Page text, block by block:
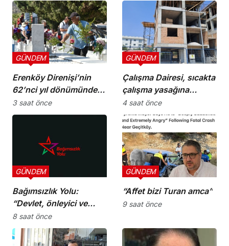
Erenköy Direnişi’nin
62’nci yıl dönümünde
şehitler törenle anıldı
GÜNDEM
3 saat önce
Çalışma Dairesi, sıcakta
çalışma yasağına
uymayan 19 iş yerine
uyarı verdi
GÜNDEM
4 saat önce
Bağımsızlık Yolu:
“Devlet, önleyici ve
koruyucu
sorumluluklarını yerine
getirmeli”
GÜNDEM
8 saat önce
“Affet bizi Turan amca”
GÜNDEM
9 saat önce